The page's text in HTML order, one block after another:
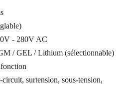
- 280V AC
/ GEL / Lithium (sélectionnable)
circuit, surtension, sous-tension,